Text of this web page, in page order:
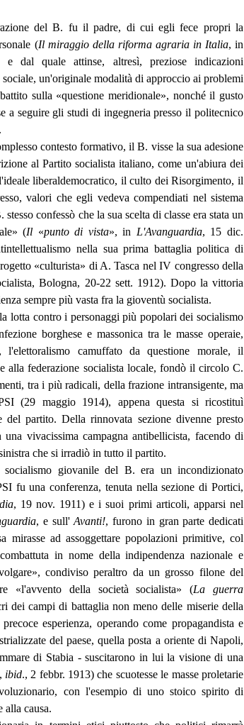
del B. fu il padre, di cui egli fece propri la
(Il miraggio della riforma agraria in Italia, in
quale attinse, altresì, preziose indicazioni
un'originale modalità di approccio ai problemi
sulla «questione meridionale», nonché il gusto
a seguire gli studi di ingegneria presso il politecnico
contesto formativo, il B. visse la sua adesione
al Partito socialista italiano, come un'abiura dei
liberaldemocratico, il culto dei Risorgimento, il
valori che egli vedeva compendiati nel sistema
confessò che la sua scelta di classe era stata un
(Il «punto di vista», in L'Avanguardia, 15 dic.
nella sua prima battaglia politica di
«culturista» di A. Tasca nel IV congresso della
Bologna, 20-22 sett. 1912). Dopo la vittoria
sempre più vasta fra la gioventù socialista.
lotta contro i personaggi più popolari dei socialismo
borghese e massonica tra le masse operaie,
l'elettoralismo camuffato da questione morale, il
alla federazione socialista locale, fondò il circolo C.
tra i più radicali, della frazione intransigente, ma
(29 maggio 1914), appena questa si ricostituì
del partito. Della rinnovata sezione divenne presto
vivacissima campagna antibellicista, facendo di
che si irradiò in tutto il partito.
socialismo giovanile del B. era un incondizionato
fu una conferenza, tenuta nella sezione di Portici,
, 19 nov. 1911) e i suoi primi articoli, apparsi nel
, e sull'Avanti!, furono in gran parte dedicati
mirasse ad assoggettare popolazioni primitive, col
in nome della indipendenza nazionale e
condiviso peraltro da un grosso filone del
«l'avvento della società socialista» (La guerra
dei campi di battaglia non meno delle miserie della
esperienza, operando come propagandista e
del paese, quella posta a oriente di Napoli,
di Stabia - suscitarono in lui la visione di una
ibid., 2 febbr. 1913) che scuotesse le masse proletarie
con l'esempio di uno stoico spirito di
alla causa.